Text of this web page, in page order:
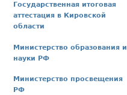
Государственная итоговая
аттестация в Кировской
области
Министерство образования и
науки РФ
Министерство просвещения
РФ